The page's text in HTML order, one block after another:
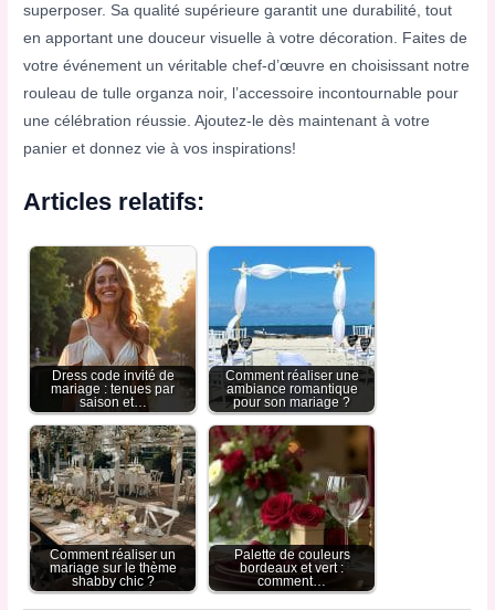
superposer. Sa qualité supérieure garantit une durabilité, tout
en apportant une douceur visuelle à votre décoration. Faites de
votre événement un véritable chef-d’œuvre en choisissant notre
rouleau de tulle organza noir, l’accessoire incontournable pour
une célébration réussie. Ajoutez-le dès maintenant à votre
panier et donnez vie à vos inspirations!
Articles relatifs:
Dress code invité de
mariage : tenues par
saison et…
Comment réaliser une
ambiance romantique
pour son mariage ?
Comment réaliser un
mariage sur le thème
shabby chic ?
Palette de couleurs
bordeaux et vert :
comment…